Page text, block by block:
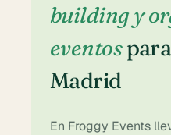
building y
eventos
Madrid
En Froggy Events